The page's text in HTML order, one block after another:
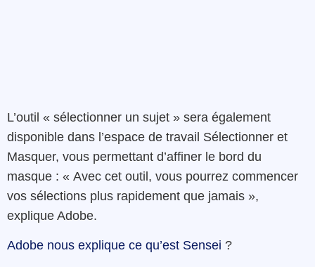
L’outil « sélectionner un sujet » sera également
disponible dans l’espace de travail Sélectionner et
Masquer, vous permettant d’affiner le bord du
masque : « Avec cet outil, vous pourrez commencer
vos sélections plus rapidement que jamais »,
explique Adobe.
Adobe nous explique ce qu’est Sensei ?